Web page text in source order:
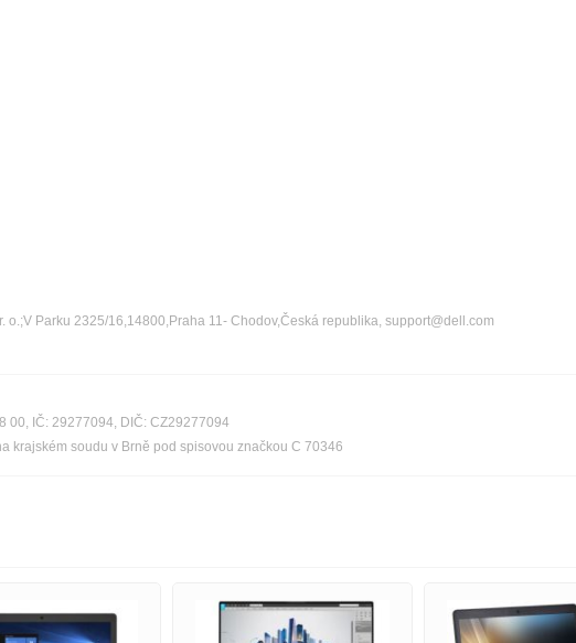
o.;V Parku 2325/16,14800,Praha 11- Chodov,Česká republika, support@dell.com
00, IČ: 29277094, DIČ: CZ29277094
krajském soudu v Brně pod spisovou značkou C 70346